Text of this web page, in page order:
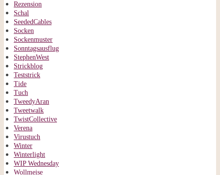
Rezension
Schal
SeededCables
Socken
Sockenmuster
Sonntagsausflug
StephenWest
Strickblog
Teststrick
Tide
Tuch
TweedyAran
Tweetwalk
TwistCollective
Verena
Virustuch
Winter
Winterlight
WIP Wednesday
Wollmeise